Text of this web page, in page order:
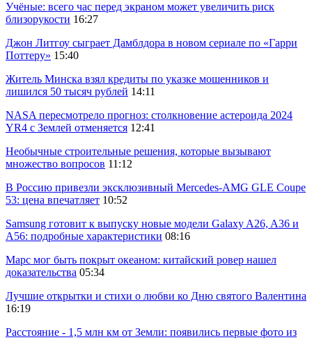
Учёные: всего час перед экраном может увеличить риск
близорукости 16:27
Джон Литгоу сыграет Дамблдора в новом сериале по «Гарри
Поттеру» 15:40
Житель Минска взял кредиты по указке мошенников и
лишился 50 тысяч рублей 14:11
NASA пересмотрело прогноз: столкновение астероида 2024
YR4 с Землей отменяется 12:41
Необычные строительные решения, которые вызывают
множество вопросов 11:12
В Россию привезли эксклюзивный Mercedes-AMG GLE Coupe
53: цена впечатляет 10:52
Samsung готовит к выпуску новые модели Galaxy A26, A36 и
A56: подробные характеристики 08:16
Марс мог быть покрыт океаном: китайский ровер нашел
доказательства 05:34
Лучшие открытки и стихи о любви ко Дню святого Валентина
16:19
Расстояние - 1,5 млн км от Земли: появились первые фото из